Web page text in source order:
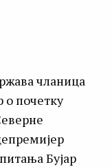
чланица
о почетку
Бујар